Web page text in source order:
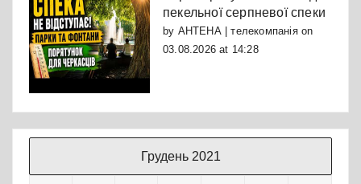
пекельної серпневої спеки
by АНТЕНА | телекомпаніяon
03.08.2026 at 14:28
Грудень 2021